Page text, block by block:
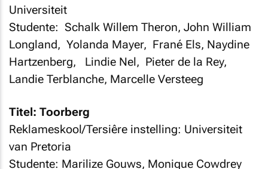
Universiteit
Studente: Schalk Willem Theron, John William
Longland, Yolanda Mayer, Frané Els, Naydine
Hartzenberg, Lindie Nel, Pieter de la Rey,
Landie Terblanche, Marcelle Versteeg
Titel: Toorberg
Reklameskool/Tersiêre instelling: Universiteit
van Pretoria
Studente: Marilize Gouws, Monique Cowdrey